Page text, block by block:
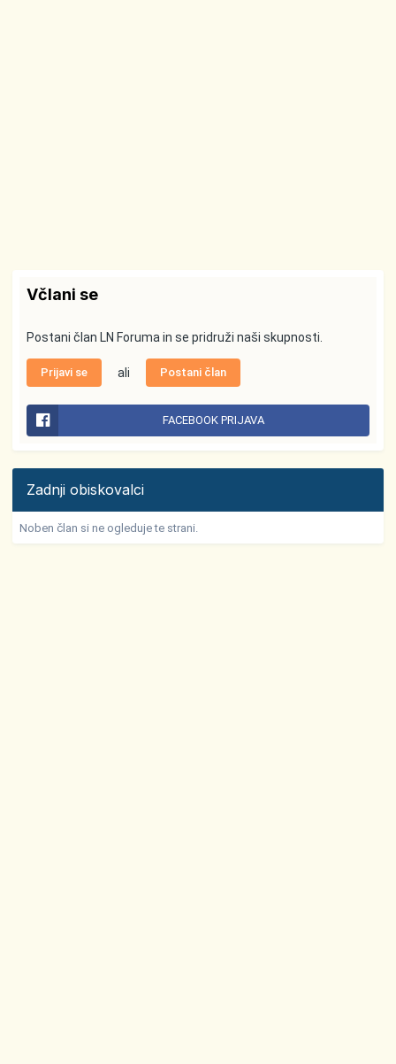
Včlani se
Postani član LN Foruma in se pridruži naši skupnosti.
Prijavi se ali Postani član
FACEBOOK PRIJAVA
Zadnji obiskovalci
Noben član si ne ogleduje te strani.